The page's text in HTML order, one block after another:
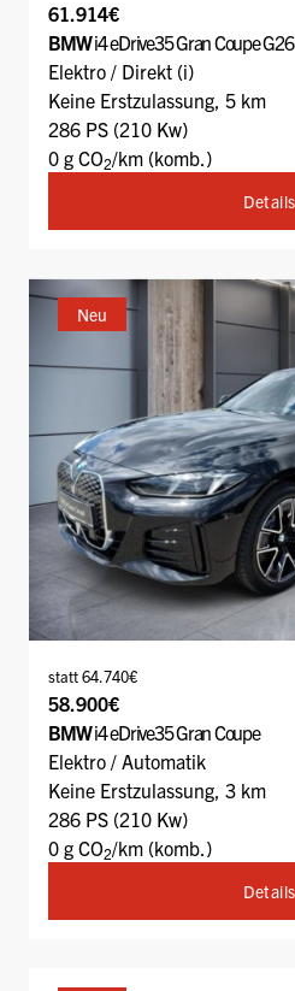
61.914€
BMWi4 eDrive35 Gran Coupe G26
Elektro / Direkt (i)
Keine Erstzulassung, 5 km
286 PS (210 Kw)
0 g CO2/km (komb.)
Details
Neu
statt 64.740€
58.900€
BMWi4 eDrive35 Gran Coupe
Elektro / Automatik
Keine Erstzulassung, 3 km
286 PS (210 Kw)
0 g CO2/km (komb.)
Details